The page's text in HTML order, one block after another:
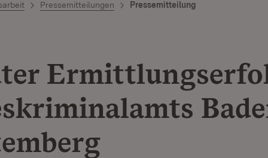
Pressemitteilungen Pressemitteilung